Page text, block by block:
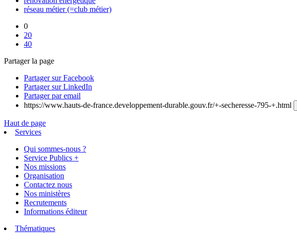
réseau métier (=club métier)
0
20
40
Partager la page
Partager sur Facebook
Partager sur LinkedIn
Partager par email
https://www.hauts-de-france.developpement-durable.gouv.fr/+-secheresse-795-+.html
Haut de page
Services
Qui sommes-nous ?
Service Publics +
Nos missions
Organisation
Contactez nous
Nos ministères
Recrutements
Informations éditeur
Thématiques